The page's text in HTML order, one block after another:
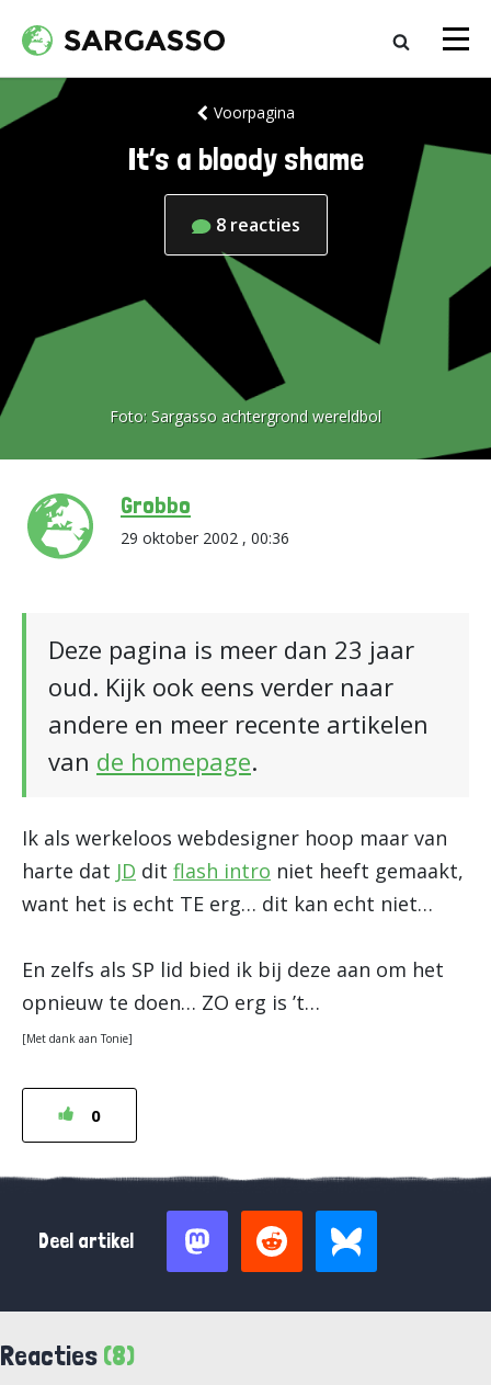
Voorpagina
It’s a bloody shame
8 reacties
Foto: Sargasso achtergrond wereldbol
Grobbo
29 oktober 2002 , 00:36
Deze pagina is meer dan 23 jaar
oud. Kijk ook eens verder naar
andere en meer recente artikelen
van de homepage.
Ik als werkeloos webdesigner hoop maar van
harte dat JD dit flash intro niet heeft gemaakt,
want het is echt TE erg… dit kan echt niet…
En zelfs als SP lid bied ik bij deze aan om het
opnieuw te doen… ZO erg is ’t…
[Met dank aan Tonie]
0
Deel artikel
Reacties (8)